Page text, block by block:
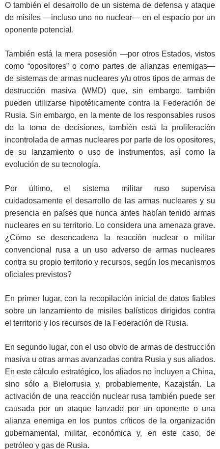
O también el desarrollo de un sistema de defensa y ataque
de misiles —incluso uno no nuclear— en el espacio por un
oponente potencial.
También está la mera posesión —por otros Estados, vistos
como “opositores” o como partes de alianzas enemigas—
de sistemas de armas nucleares y/u otros tipos de armas de
destrucción masiva (WMD) que, sin embargo, también
pueden utilizarse hipotéticamente contra la Federación de
Rusia. Sin embargo, en la mente de los responsables rusos
de la toma de decisiones, también está la proliferación
incontrolada de armas nucleares por parte de los opositores,
de su lanzamiento o uso de instrumentos, así como la
evolución de su tecnología.
Por último, el sistema militar ruso supervisa
cuidadosamente el desarrollo de las armas nucleares y su
presencia en países que nunca antes habían tenido armas
nucleares en su territorio. Lo considera una amenaza grave.
¿Cómo se desencadena la reacción nuclear o militar
convencional rusa a un uso adverso de armas nucleares
contra su propio territorio y recursos, según los mecanismos
oficiales previstos?
En primer lugar, con la recopilación inicial de datos fiables
sobre un lanzamiento de misiles balísticos dirigidos contra
el territorio y los recursos de la Federación de Rusia.
En segundo lugar, con el uso obvio de armas de destrucción
masiva u otras armas avanzadas contra Rusia y sus aliados.
En este cálculo estratégico, los aliados no incluyen a China,
sino sólo a Bielorrusia y, probablemente, Kazajstán. La
activación de una reacción nuclear rusa también puede ser
causada por un ataque lanzado por un oponente o una
alianza enemiga en los puntos críticos de la organización
gubernamental, militar, económica y, en este caso, de
petróleo y gas de Rusia.